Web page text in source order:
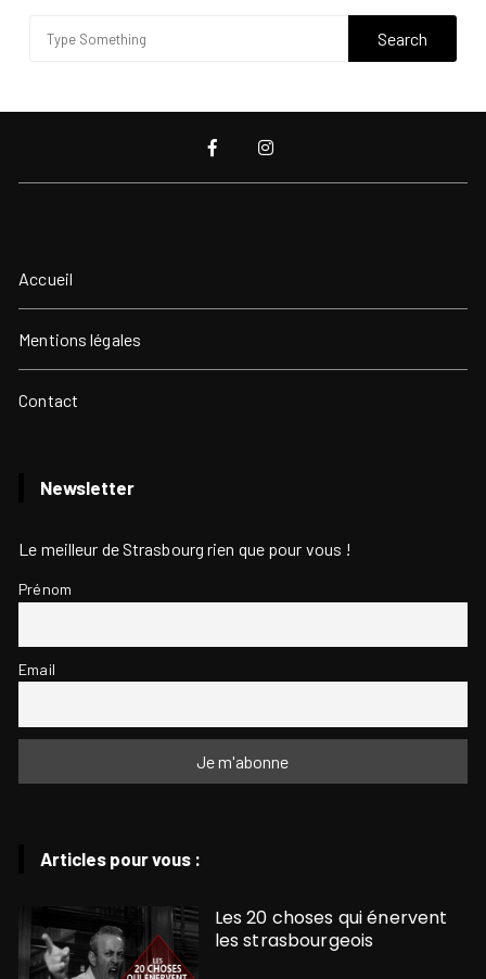
Accueil
Mentions légales
Contact
Newsletter
Le meilleur de Strasbourg rien que pour vous !
Prénom
Email
Articles pour vous :
Les 20 choses qui énervent
les strasbourgeois